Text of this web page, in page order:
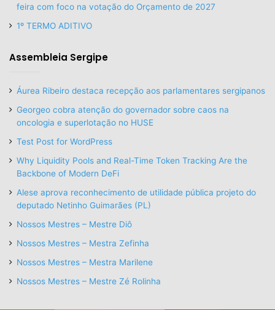
feira com foco na votação do Orçamento de 2027
1º TERMO ADITIVO
Assembleia Sergipe
Áurea Ribeiro destaca recepção aos parlamentares sergipanos
Georgeo cobra atenção do governador sobre caos na
oncologia e superlotação no HUSE
Test Post for WordPress
Why Liquidity Pools and Real-Time Token Tracking Are the
Backbone of Modern DeFi
Alese aprova reconhecimento de utilidade pública projeto do
deputado Netinho Guimarães (PL)
Nossos Mestres – Mestre Diô
Nossos Mestres – Mestra Zefinha
Nossos Mestres – Mestra Marilene
Nossos Mestres – Mestre Zé Rolinha